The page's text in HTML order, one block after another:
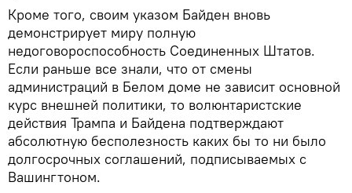
Кроме того, своим указом Байден вновь
демонстрирует миру полную
недоговороспособность Соединенных Штатов.
Если раньше все знали, что от смены
администраций в Белом доме не зависит основной
курс внешней политики, то волюнтаристские
действия Трампа и Байдена подтверждают
абсолютную бесполезность каких бы то ни было
долгосрочных соглашений, подписываемых с
Вашингтоном.